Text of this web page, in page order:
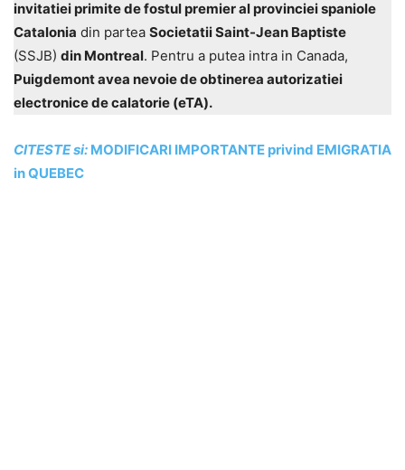
invitatiei primite de fostul premier al provinciei spaniole
Catalonia din partea Societatii Saint-Jean Baptiste
(SSJB) din Montreal. Pentru a putea intra in Canada,
Puigdemont avea nevoie de obtinerea autorizatiei
electronice de calatorie (eTA).
CITESTE si: MODIFICARI IMPORTANTE privind EMIGRATIA
in QUEBEC